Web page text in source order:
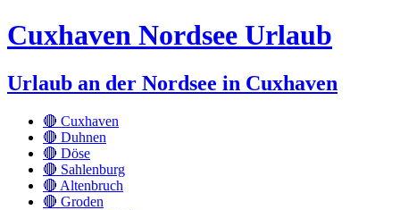
Cuxhaven Nordsee Urlaub
Urlaub an der Nordsee in Cuxhaven
🔴 Cuxhaven
🔴 Duhnen
🔴 Döse
🔴 Sahlenburg
🔴 Altenbruch
🔴 Groden